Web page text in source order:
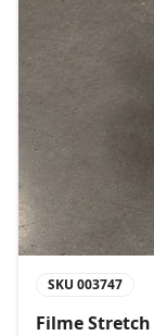
SKU 003747
Filme